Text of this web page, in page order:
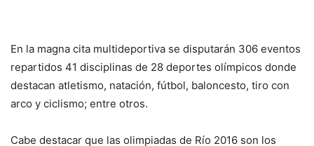
En la magna cita multideportiva se disputarán 306 eventos
repartidos 41 disciplinas de 28 deportes olímpicos donde
destacan atletismo, natación, fútbol, baloncesto, tiro con
arco y ciclismo; entre otros.
Cabe destacar que las olimpiadas de Río 2016 son los